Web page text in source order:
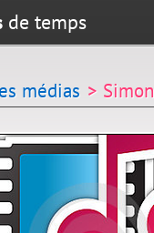
de temps
médias > Simon